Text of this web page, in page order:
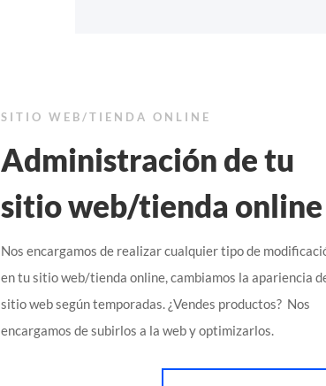
SITIO WEB/TIENDA ONLINE
Administración de tu
sitio web/tienda online
Nos encargamos de realizar cualquier tipo de
en tu sitio web/tienda online, cambiamos la apariencia
sitio web según temporadas. ¿Vendes productos? Nos
encargamos de subirlos a la web y optimizarlos.